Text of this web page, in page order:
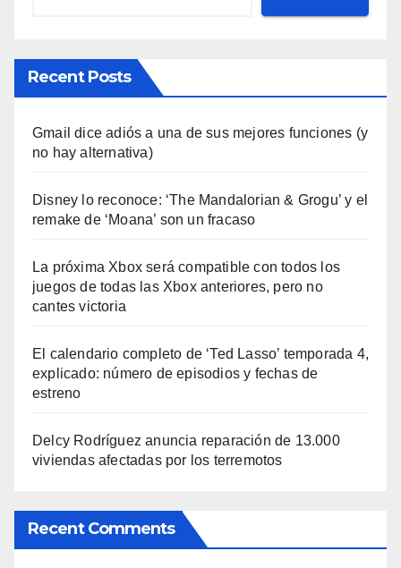
Recent Posts
Gmail dice adiós a una de sus mejores funciones (y
no hay alternativa)
Disney lo reconoce: ‘The Mandalorian & Grogu’ y el
remake de ‘Moana’ son un fracaso
La próxima Xbox será compatible con todos los
juegos de todas las Xbox anteriores, pero no
cantes victoria
El calendario completo de ‘Ted Lasso’ temporada 4,
explicado: número de episodios y fechas de
estreno
Delcy Rodríguez anuncia reparación de 13.000
viviendas afectadas por los terremotos
Recent Comments